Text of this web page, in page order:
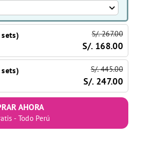
S/. 267.00
S/. 168.00
S/. 445.00
S/. 247.00
AHORA
- Todo Perú